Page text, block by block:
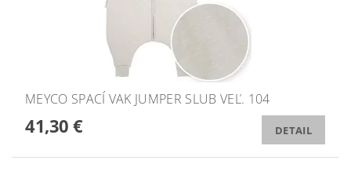
MEYCO SPACÍ VAK JUMPER SLUB VEĽ. 104
41,30 € DETAIL